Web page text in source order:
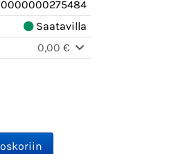
0000000275484
Saatavilla
0,00 €